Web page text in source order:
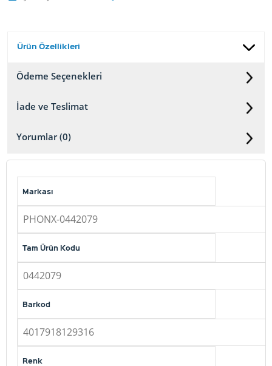
Ürün Özellikleri
Ödeme Seçenekleri
İade ve Teslimat
Yorumlar (0)
Markası
PHONX-0442079
Tam Ürün Kodu
0442079
Barkod
4017918129316
Renk